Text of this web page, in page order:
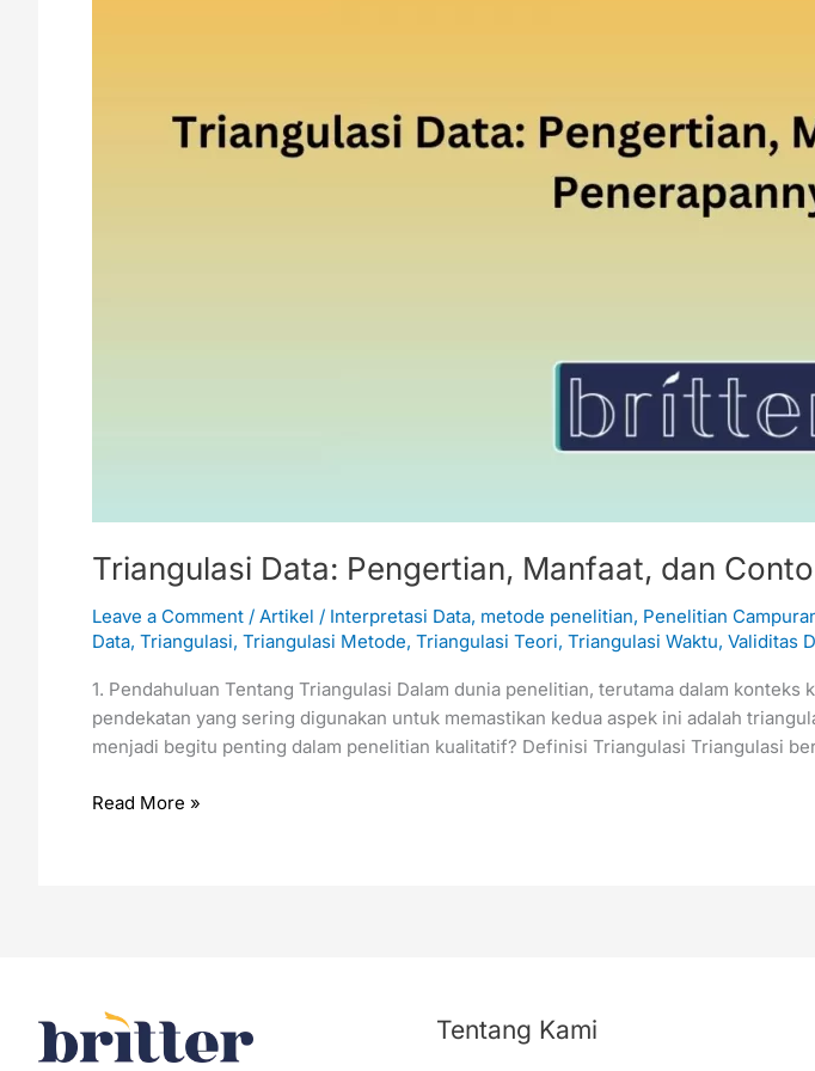
Triangulasi Data: Pengertian, Manfaat, dan
Leave a Comment / Artikel / Interpretasi Data, metode penelitian, Penelitian
Data, Triangulasi, Triangulasi Metode, Triangulasi Teori, Triangulasi Waktu, Validitas
1. Pendahuluan Tentang Triangulasi Dalam dunia penelitian, terutama dalam
pendekatan yang sering digunakan untuk memastikan kedua aspek ini adalah
menjadi begitu penting dalam penelitian kualitatif? Definisi Triangulasi Triangulasi
Read More »
Tentang Kami